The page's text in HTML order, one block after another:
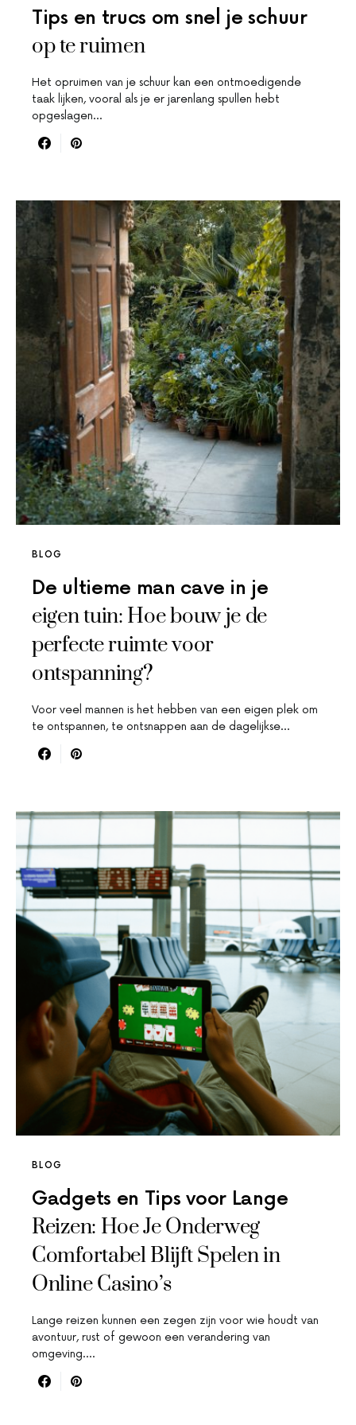
Tips en trucs om snel je schuur
op te ruimen
Het opruimen van je schuur kan een ontmoedigende
taak lijken, vooral als je er jarenlang spullen hebt
opgeslagen…
BLOG
De ultieme man cave in je
eigen tuin: Hoe bouw je de
perfecte ruimte voor
ontspanning?
Voor veel mannen is het hebben van een eigen plek om
te ontspannen, te ontsnappen aan de dagelijkse…
BLOG
Gadgets en Tips voor Lange
Reizen: Hoe Je Onderweg
Comfortabel Blijft Spelen in
Online Casino’s
Lange reizen kunnen een zegen zijn voor wie houdt van
avontuur, rust of gewoon een verandering van
omgeving.…